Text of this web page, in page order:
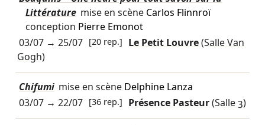
Littérature mise en scène Carlos Flinnroï
conception Pierre Emonot
03/07→ 25/07 [20 rep.] Le Petit Louvre(Salle Van
Gogh)
Chifumi mise en scène Delphine Lanza
03/07→ 22/07 [36 rep.] Présence Pasteur(Salle 3)